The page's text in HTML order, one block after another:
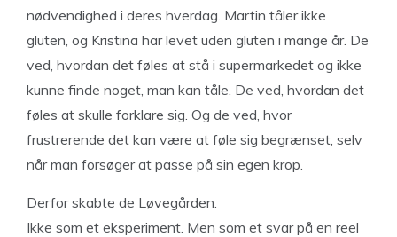
nødvendighed i deres hverdag. Martin tåler ikke
gluten, og Kristina har levet uden gluten i mange år. De
ved, hvordan det føles at stå i supermarkedet og ikke
kunne finde noget, man kan tåle. De ved, hvordan det
føles at skulle forklare sig. Og de ved, hvor
frustrerende det kan være at føle sig begrænset, selv
når man forsøger at passe på sin egen krop.
Derfor skabte de Løvegården.
Ikke som et eksperiment. Men som et svar på en reel